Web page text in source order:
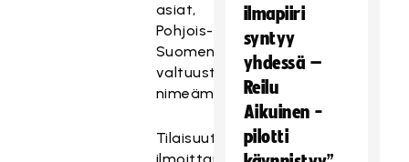
asiat,
Pohjois-
Suomen
valtuustoehdokkaiden
nimeäminen.
Tilaisuuteen
ilmapiiri
syntyy
yhdessä –
Reilu
Aikuinen -
pilotti